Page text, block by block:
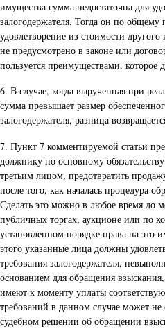
имущества сумма недостаточна для
залогодержателя. Тогда он по
удовлетворение из стоимости
не предусмотрено в законе или
пользуется преимуществами, которое
6. В случае, когда вырученная при
сумма превышает размер
залогодержателя, разница
7. Пункт 7 комментируемой статьи
должнику по основному
третьим лицом, предотвратить
после того, как началась процедура
Сделать это можно в любое время до
публичных торгах, аукционе или по
установленном порядке права на это
этого указанные лица должны
требования залогодержателя,
основанием для обращения
имеют к моменту уплаты
требований в данном случае может
судебном решении об обращении